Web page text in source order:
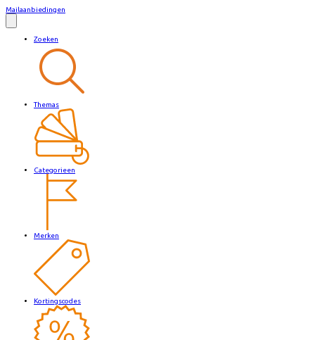
Mailaanbiedingen
Zoeken
Themas
Categorieen
Merken
Kortingscodes